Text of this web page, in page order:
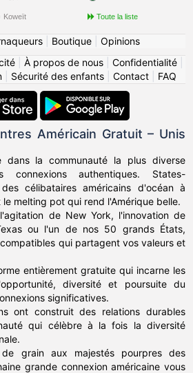
Koweït Toute la liste
| Boutique| Opinions
À propos de nous Confidentialité
| Sécurité des enfants| Contact| FAQ
Américain Gratuit – Unis
dans la communauté la plus diverse
connexions authentiques. States-
célibataires américains d'océan à
melting pot qui rend l'Amérique belle.
de New York, l'innovation de
ou l'un de nos 50 grands États,
qui partagent vos valeurs et
entièrement gratuite qui incarne les
diversité et poursuite du
significatives.
ont construit des relations durables
qui célèbre à la fois la diversité
grain aux majestés pourpres des
grande connexion américaine vous